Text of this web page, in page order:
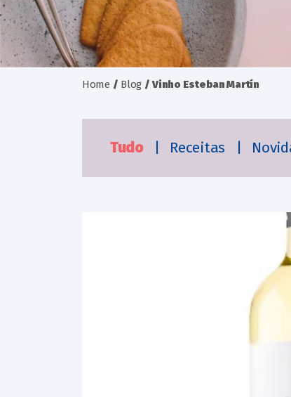
Home / Blog / Vinho Esteban Martín
Tudo | Receitas |